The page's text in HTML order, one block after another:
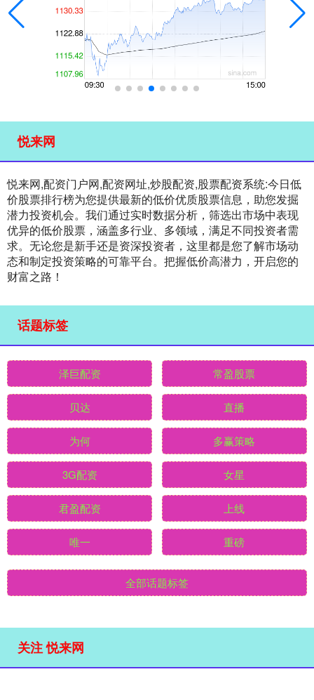
悦来网
悦来网,配资门户网,配资网址,炒股配资,股票配资系统:今日低
价股票排行榜为您提供最新的低价优质股票信息，助您发掘
潜力投资机会。我们通过实时数据分析，筛选出市场中表现
优异的低价股票，涵盖多行业、多领域，满足不同投资者需
求。无论您是新手还是资深投资者，这里都是您了解市场动
态和制定投资策略的可靠平台。把握低价高潜力，开启您的
财富之路！
话题标签
泽巨配资 常盈股票
贝达 直播
为何 多赢策略
3G配资 女星
君盈配资 上线
唯一 重磅
全部话题标签
关注 悦来网